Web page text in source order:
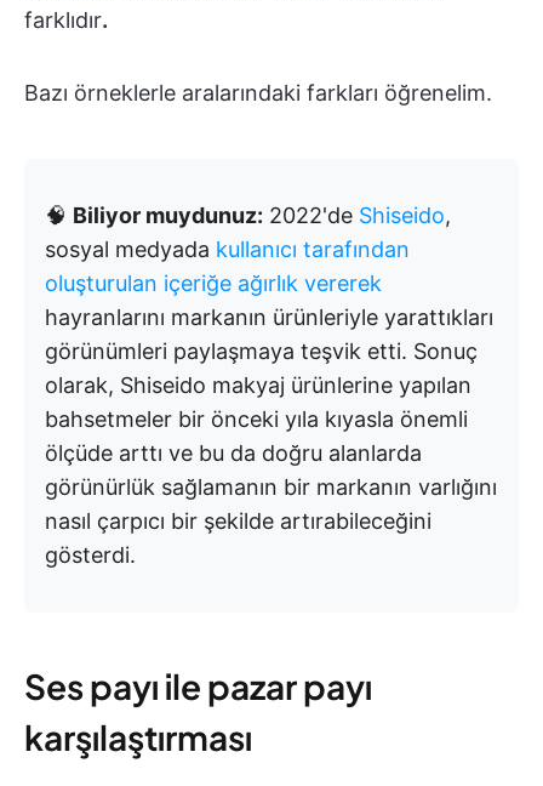
farklıdır.
Bazı örneklerle aralarındaki farkları öğrenelim.
🧠 Biliyor muydunuz: 2022'de Shiseido,
sosyal medyada kullanıcı tarafından
oluşturulan içeriğe ağırlık vererek
hayranlarını markanın ürünleriyle yarattıkları
görünümleri paylaşmaya teşvik etti. Sonuç
olarak, Shiseido makyaj ürünlerine yapılan
bahsetmeler bir önceki yıla kıyasla önemli
ölçüde arttı ve bu da doğru alanlarda
görünürlük sağlamanın bir markanın varlığını
nasıl çarpıcı bir şekilde artırabileceğini
gösterdi.
Ses payı ile pazar payı
karşılaştırması